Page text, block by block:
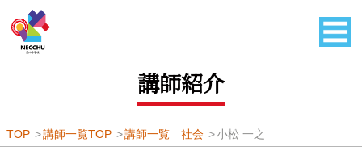
講師紹介
TOP 講師一覧TOP 講師一覧 社会 小松 一之